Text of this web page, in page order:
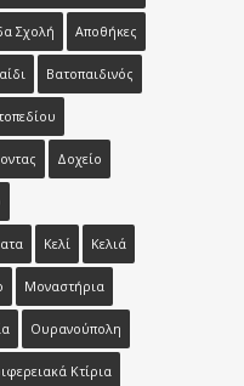
Σχολή Αποθήκες
Βατοπαιδινός
Δοχείο
Κελί Κελιά
Μοναστήρια
Ουρανούπολη
Κτίρια